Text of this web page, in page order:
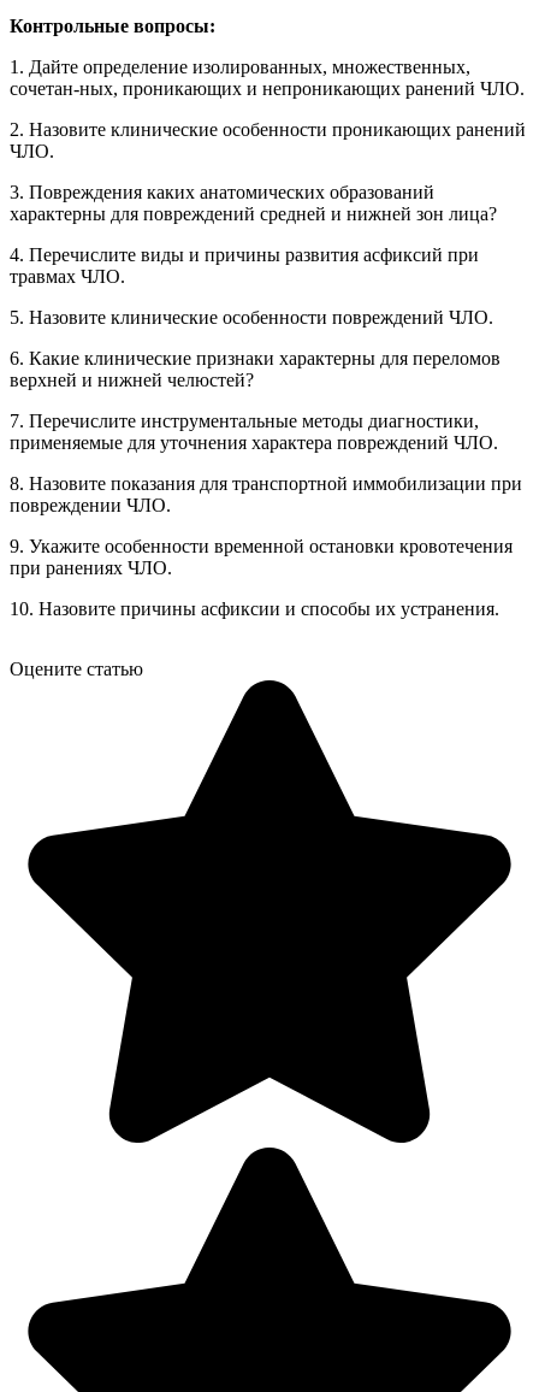
Контрольные вопросы:
1. Дайте определение изолированных, множественных,
сочетан-ных, проникающих и непроникающих ранений ЧЛО.
2. Назовите клинические особенности проникающих ранений
ЧЛО.
3. Повреждения каких анатомических образований
характерны для повреждений средней и нижней зон лица?
4. Перечислите виды и причины развития асфиксий при
травмах ЧЛО.
5. Назовите клинические особенности повреждений ЧЛО.
6. Какие клинические признаки характерны для переломов
верхней и нижней челюстей?
7. Перечислите инструментальные методы диагностики,
применяемые для уточнения характера повреждений ЧЛО.
8. Назовите показания для транспортной иммобилизации при
повреждении ЧЛО.
9. Укажите особенности временной остановки кровотечения
при ранениях ЧЛО.
10. Назовите причины асфиксии и способы их устранения.
Оцените статью